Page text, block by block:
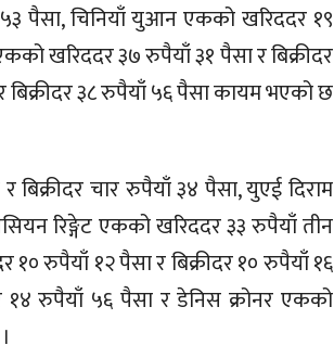
पैसा, चिनियाँ युआन एकको खरिददर १९
खरिददर ३७ रुपैयाँ ३१ पैसा र बिक्रीदर
३८ रुपैयाँ ५६ पैसा कायम भएको छ
चार रुपैयाँ ३४ पैसा, युएई दिराम
रिङ्गेट एकको खरिददर ३३ रुपैयाँ तीन
रुपैयाँ १२ पैसा र बिक्रीदर १० रुपैयाँ १६
१४ रुपैयाँ ५६ पैसा र डेनिस क्रोनर एकको